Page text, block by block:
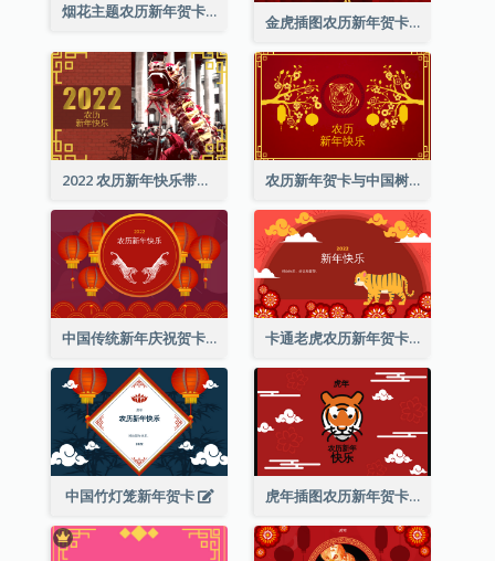
烟花主题农历新年贺卡
金虎插图农历新年贺卡
2022 农历新年快乐带照片贺卡 农历新年贺卡与中国树插图
中国传统新年庆祝贺卡 卡通老虎农历新年贺卡
中国竹灯笼新年贺卡 虎年插图农历新年贺卡